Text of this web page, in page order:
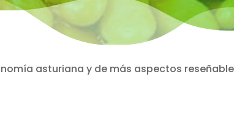
asturiana y de más aspectos